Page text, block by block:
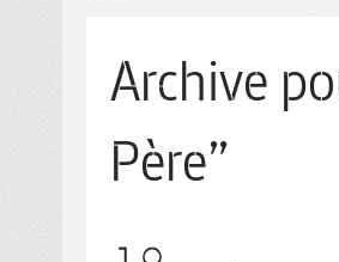
Archive
Père”